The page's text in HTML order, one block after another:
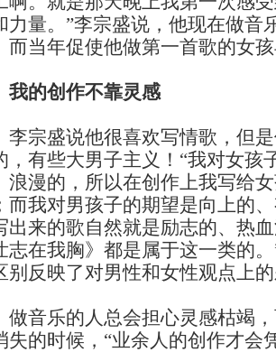
力量。”李宗盛说，他现在做音
而当年促使他做第一首歌的女
我的创作不靠灵感
盛说他很喜欢写情歌，但是
，有些大男子主义！“我对女孩
浪漫的，所以在创作上我写给
而我对男孩子的期望是向上的
出来的歌自然就是励志的、热
志在我胸》都是属于这一类的
别反映了对男性和女性观点上
乐的人总会担心灵感枯竭，
失的时候，“业余人的创作才会